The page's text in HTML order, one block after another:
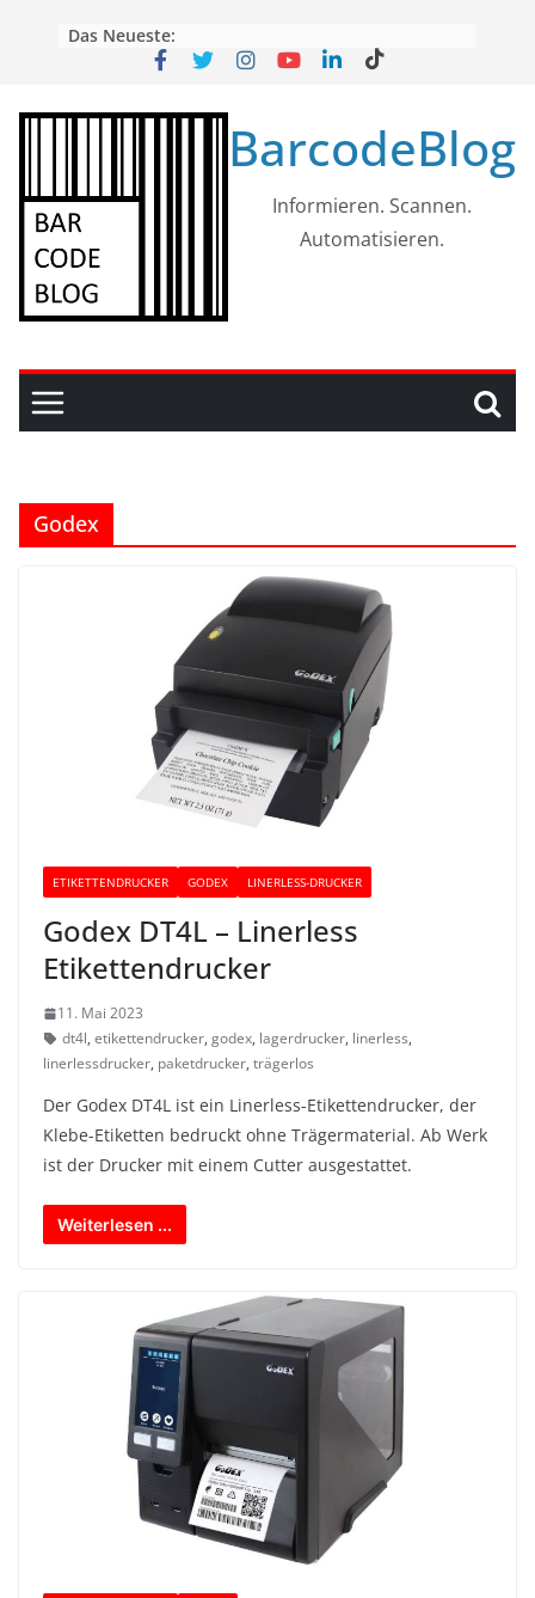
Das Neueste:
BarcodeBlog
Informieren. Scannen.
Automatisieren.
Godex
ETIKETTENDRUCKER GODEX LINERLESS-DRUCKER
Godex DT4L – Linerless
Etikettendrucker
11. Mai 2023
dt4l, etikettendrucker, godex, lagerdrucker, linerless,
linerlessdrucker, paketdrucker, trägerlos
Der Godex DT4L ist ein Linerless-Etikettendrucker, der
Klebe-Etiketten bedruckt ohne Trägermaterial. Ab Werk
ist der Drucker mit einem Cutter ausgestattet.
Weiterlesen ...